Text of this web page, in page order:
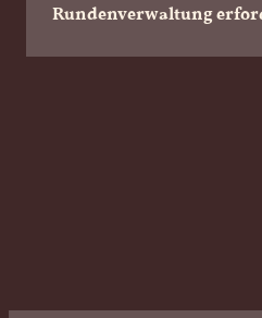
Rundenverwaltung